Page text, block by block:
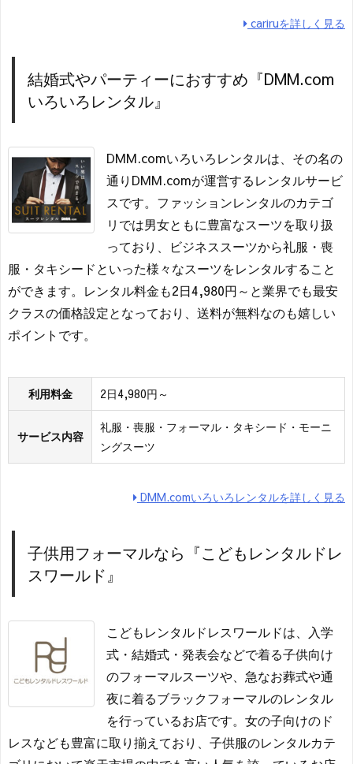
cariruを詳しく見る
結婚式やパーティーにおすすめ『DMM.com
いろいろレンタル』
DMM.comいろいろレンタルは、その名の
通りDMM.comが運営するレンタルサービ
スです。ファッションレンタルのカテゴ
リでは男女ともに豊富なスーツを取り扱
っており、ビジネススーツから礼服・喪
服・タキシードといった様々なスーツをレンタルすること
ができます。レンタル料金も2日4,980円～と業界でも最安
クラスの価格設定となっており、送料が無料なのも嬉しい
ポイントです。
利用料金 2日4,980円～
サービス内容
礼服・喪服・フォーマル・タキシード・モーニ
ングスーツ
DMM.comいろいろレンタルを詳しく見る
子供用フォーマルなら『こどもレンタルドレ
スワールド』
こどもレンタルドレスワールドは、入学
式・結婚式・発表会などで着る子供向け
のフォーマルスーツや、急なお葬式や通
夜に着るブラックフォーマルのレンタル
を行っているお店です。女の子向けのド
レスなども豊富に取り揃えており、子供服のレンタルカテ